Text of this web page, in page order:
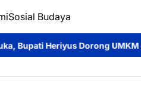
Sosial Budaya
UMKM dan Ekonomi